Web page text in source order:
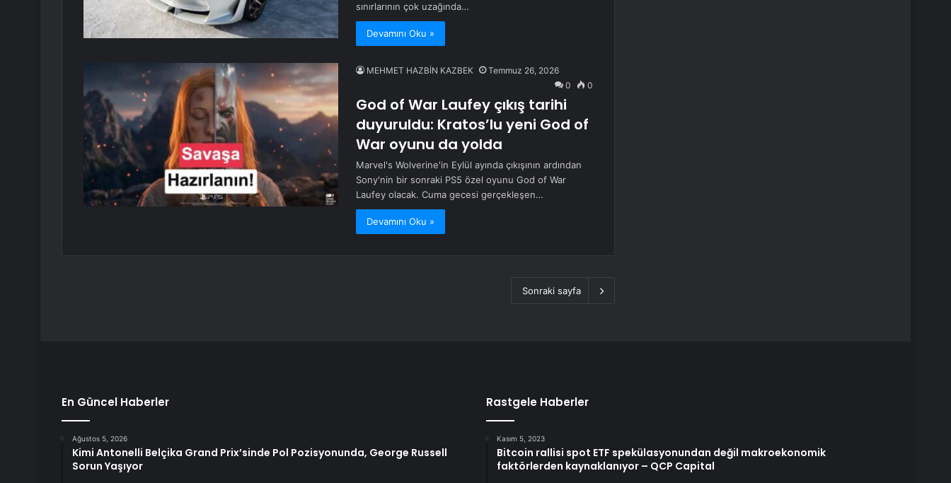
sınırlarının çok uzağında…
Devamını Oku »
MEHMET HAZBİN KAZBEK
Temmuz 26, 2026
0
0
God of War Laufey çıkış tarihi
duyuruldu: Kratos’lu yeni God of
War oyunu da yolda
Marvel's Wolverine'in Eylül ayında çıkışının ardından
Sony'nin bir sonraki PS5 özel oyunu God of War
Laufey olacak. Cuma gecesi gerçekleşen…
Devamını Oku »
Sonraki sayfa
En Güncel Haberler
Ağustos 5, 2026
Kimi Antonelli Belçika Grand Prix’sinde Pol Pozisyonunda, George Russell
Sorun Yaşıyor
Rastgele Haberler
Kasım 5, 2023
Bitcoin rallisi spot ETF spekülasyonundan değil makroekonomik
faktörlerden kaynaklanıyor – QCP Capital